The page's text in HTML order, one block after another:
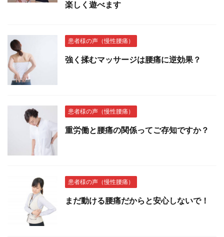
楽しく遊べます
患者様の声（慢性腰痛）
強く揉むマッサージは腰痛に逆効果？
患者様の声（慢性腰痛）
重労働と腰痛の関係ってご存知ですか？
患者様の声（慢性腰痛）
まだ動ける腰痛だからと安心しないで！